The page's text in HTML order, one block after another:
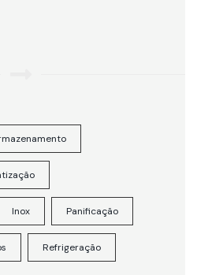
Inox Panificação
Refrigeração